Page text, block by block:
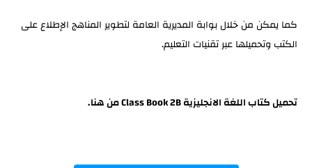
كما يمكن من خلال بوابة المديرية العامة لتطوير المناهج الإطلاع على
الكتب وتحميلها عبر تقنيات التعليم.
تحميل كتاب اللغة الانجليزية Class Book 2B من هنا.